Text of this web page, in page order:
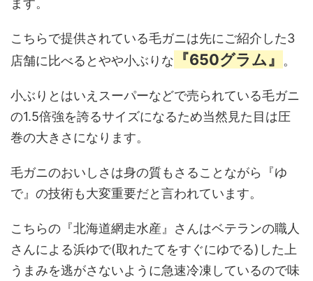
ます。
こちらで提供されている毛ガニは先にご紹介した3
店舗に比べるとやや小ぶりな
『650グラム』 。
小ぶりとはいえスーパーなどで売られている毛ガニ
の1.5倍強を誇るサイズになるため当然見た目は圧
巻の大きさになります。
毛ガニのおいしさは身の質もさることながら『ゆ
で』の技術も大変重要だと言われています。
こちらの『北海道網走水産』さんはベテランの職人
さんによる浜ゆで(取れたてをすぐにゆでる)した上
うまみを逃がさないように急速冷凍しているので味